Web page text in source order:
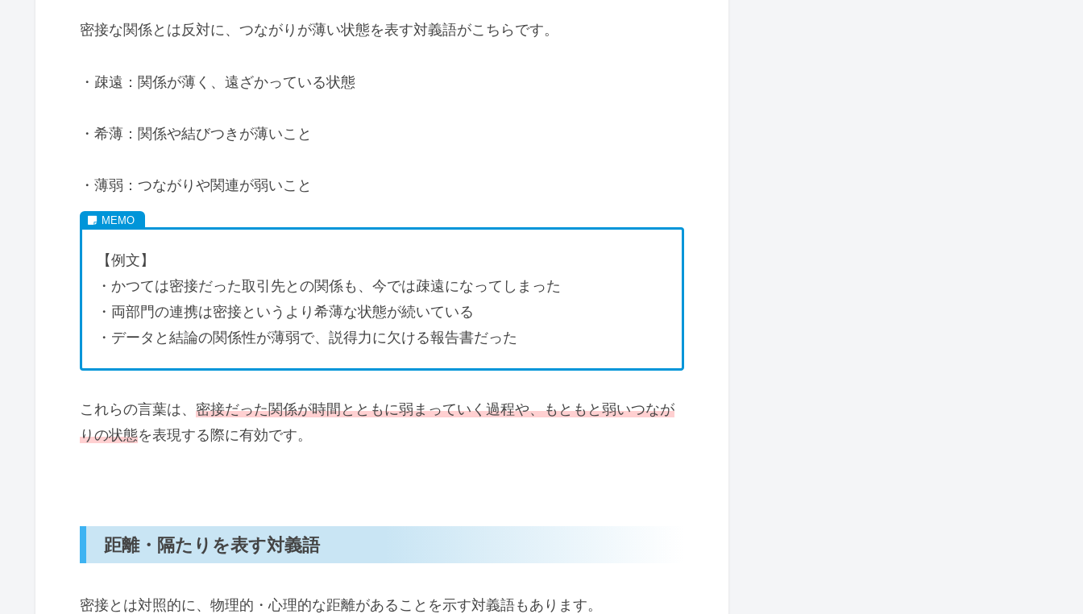
密接な関係とは反対に、つながりが薄い状態を表す対義語がこちらです。
・疎遠：関係が薄く、遠ざかっている状態
・希薄：関係や結びつきが薄いこと
・薄弱：つながりや関連が弱いこと
【例文】
・かつては密接だった取引先との関係も、今では疎遠になってしまった
・両部門の連携は密接というより希薄な状態が続いている
・データと結論の関係性が薄弱で、説得力に欠ける報告書だった
これらの言葉は、 密接だった関係が時間とともに弱まっていく過程や、もともと弱いつなが
りの状態を表現する際に有効です。
距離・隔たりを表す対義語
密接とは対照的に、物理的・心理的な距離があることを示す対義語もあります。